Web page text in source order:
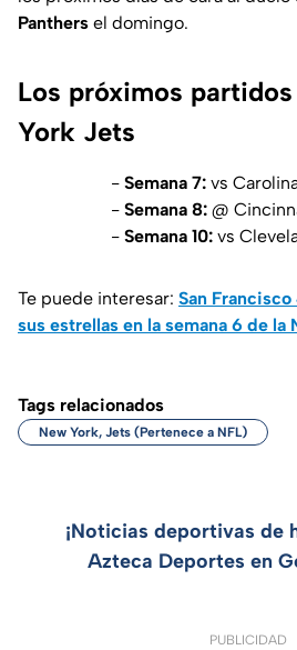
Panthers el domingo.
Los próximos
York Jets
- Semana 7: vs
- Semana 8: @
- Semana 10: vs
Te puede interesar: San
sus estrellas en la semana 6 de la
Tags relacionados
New York, Jets (Pertenece a NFL)
¡Noticias deportivas de
Azteca Deportes en
PUBLICIDAD